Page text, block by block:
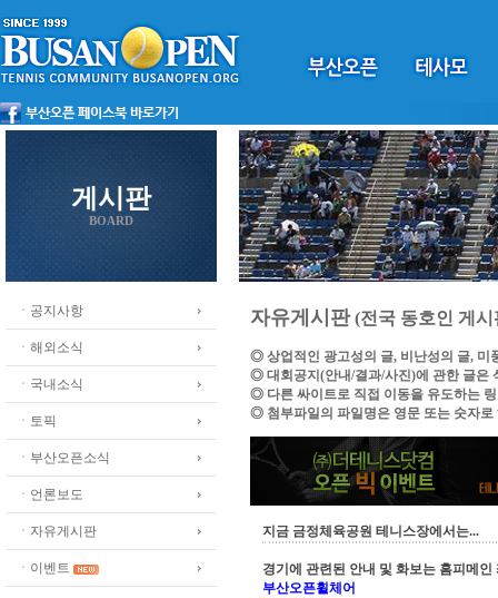
게시판
BOARD
ㆍ공지사항
ㆍ해외소식
ㆍ국내소식
ㆍ토픽
ㆍ부산오픈소식
ㆍ언론보도
ㆍ자유게시판
ㆍ이벤트
자유게시판(전국 동호인 게시
◎ 상업적인 광고성의 글, 비난성의 글, 미
◎ 대회공지(안내/결과/사진)에 관한 글은
◎ 다른 싸이트로 직접 이동을 유도하는
◎ 첨부파일의 파일명은 영문 또는 숫자로
지금 금정체육공원 테니스장에서는...
경기에 관련된 안내 및 화보는 홈피메인
부산오픈휠체어